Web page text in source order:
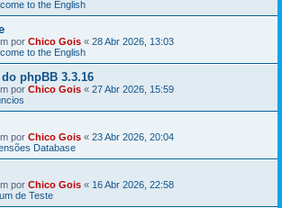
to the English
por Chico Gois « 28 Abr 2026, 13:03
to the English
phpBB 3.3.16
por Chico Gois « 27 Abr 2026, 15:59
por Chico Gois « 23 Abr 2026, 20:04
Database
por Chico Gois « 16 Abr 2026, 22:58
de Teste